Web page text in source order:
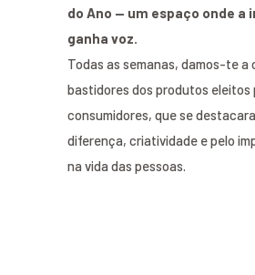
do Ano — um espaço onde a
ganha voz.
Todas as semanas, damos-te a
bastidores dos produtos eleitos
consumidores, que se
diferença, criatividade e pelo
na vida das pessoas.